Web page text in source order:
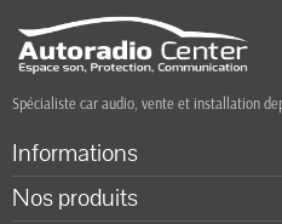
Spécialiste car audio, vente et installation
Informations
Nos produits